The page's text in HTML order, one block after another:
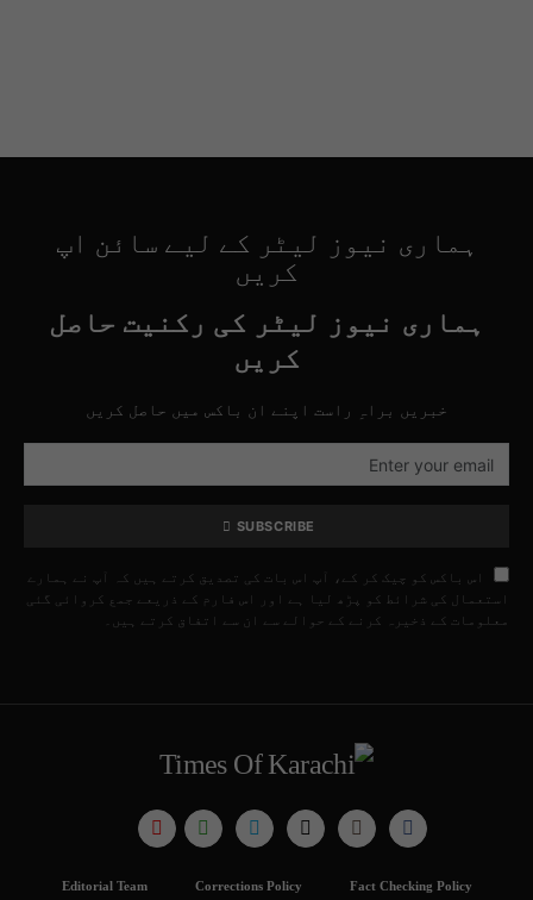
ہماری نیوز لیٹر کے لیے سائن اپ
کریں
ہماری نیوز لیٹر کی رکنیت حاصل
کریں
خبریں براہِ راست اپنے ان باکس میں حاصل کریں
SUBSCRIBE
اس باکس کو چیک کر کے، آپ اس بات کی تصدیق کرتے ہیں کہ آپ نے ہمارے
استعمال کی شرائط کو پڑھ لیا ہے اور اس فارم کے ذریعے جمع کروائی گئی
معلومات کے ذخیرہ کرنے کے حوالے سے ان سے اتفاق کرتے ہیں۔
Fact Checking Policy
Corrections Policy
Editorial Team